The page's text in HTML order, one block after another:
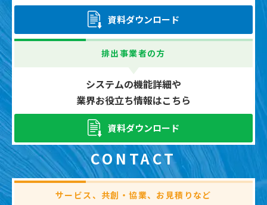
資料ダウンロード
排出事業者の方
システムの機能詳細や
業界お役立ち情報はこちら
資料ダウンロード
CONTACT
サービス、共創・協業、お見積りなど